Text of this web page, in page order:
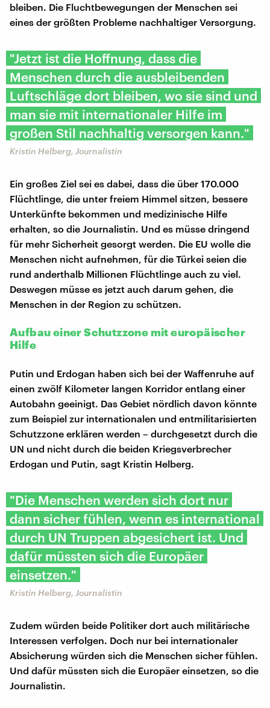
bleiben. Die Fluchtbewegungen der Menschen sei
eines der größten Probleme nachhaltiger Versorgung.
"Jetzt ist die Hoffnung, dass die
Menschen durch die ausbleibenden
Luftschläge dort bleiben, wo sie sind und
man sie mit internationaler Hilfe im
großen Stil nachhaltig versorgen kann."
Kristin Helberg, Journalistin
Ein großes Ziel sei es dabei, dass die über 170.000
Flüchtlinge, die unter freiem Himmel sitzen, bessere
Unterkünfte bekommen und medizinische Hilfe
erhalten, so die Journalistin. Und es müsse dringend
für mehr Sicherheit gesorgt werden. Die EU wolle die
Menschen nicht aufnehmen, für die Türkei seien die
rund anderthalb Millionen Flüchtlinge auch zu viel.
Deswegen müsse es jetzt auch darum gehen, die
Menschen in der Region zu schützen.
Aufbau einer Schutzzone mit europäischer
Hilfe
Putin und Erdogan haben sich bei der Waffenruhe auf
einen zwölf Kilometer langen Korridor entlang einer
Autobahn geeinigt. Das Gebiet nördlich davon könnte
zum Beispiel zur internationalen und entmilitarisierten
Schutzzone erklären werden – durchgesetzt durch die
UN und nicht durch die beiden Kriegsverbrecher
Erdogan und Putin, sagt Kristin Helberg.
"Die Menschen werden sich dort nur
dann sicher fühlen, wenn es international
durch UN Truppen abgesichert ist. Und
dafür müssten sich die Europäer
einsetzen."
Kristin Helberg, Journalistin
Zudem würden beide Politiker dort auch militärische
Interessen verfolgen. Doch nur bei internationaler
Absicherung würden sich die Menschen sicher fühlen.
Und dafür müssten sich die Europäer einsetzen, so die
Journalistin.